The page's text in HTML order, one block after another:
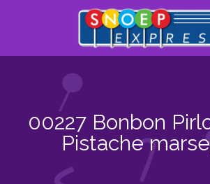
00227 Bonbon
Pistache